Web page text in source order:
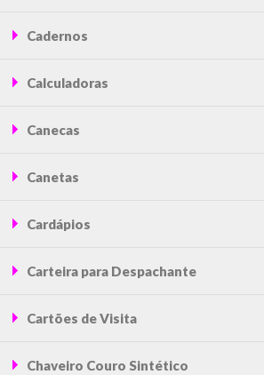
Cadernos
Calculadoras
Canecas
Canetas
Cardápios
Carteira para Despachante
Cartões de Visita
Chaveiro Couro Sintético